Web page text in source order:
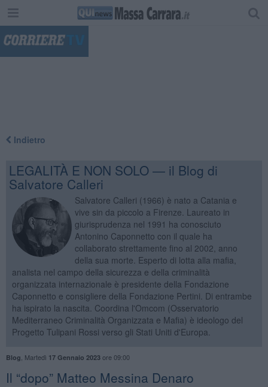
Indietro
LEGALITÀ E NON SOLO — il Blog di
Salvatore Calleri
Salvatore Calleri (1966) è nato a Catania e
vive sin da piccolo a Firenze. Laureato in
giurisprudenza nel 1991 ha conosciuto
Antonino Caponnetto con il quale ha
collaborato strettamente fino al 2002, anno
della sua morte. Esperto di lotta alla mafia,
analista nel campo della sicurezza e della criminalità
organizzata internazionale è presidente della Fondazione
Caponnetto e consigliere della Fondazione Pertini. Di entrambe
ha ispirato la nascita. Coordina l'Omcom (Osservatorio
Mediterraneo Criminalità Organizzata e Mafia) è ideologo del
Progetto Tulipani Rossi verso gli Stati Uniti d'Europa.
Blog Martedì 17 Gennaio 2023ore 09:00
Il “dopo” Matteo Messina Denaro